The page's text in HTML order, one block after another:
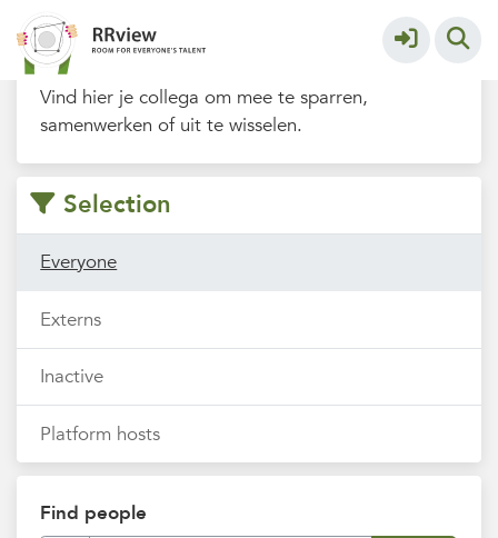
Filters
Vind hier je collega om mee te sparren,
samenwerken of uit te wisselen.
Selection
Everyone
Externs
Inactive
Platform hosts
Find people